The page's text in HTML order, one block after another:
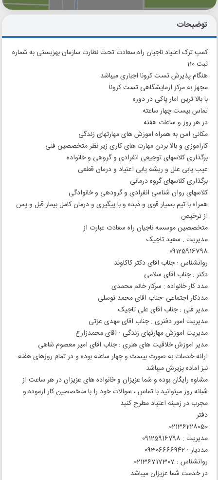
توضیحات
کمپ ترک اعتیاد ناجیان راه سعادت تحت نظارت سازمان بهزیستی به شماره
ثبت 110
هنگام پذیرش تست کرونا اجباری میباشد
مجهز به مرکز ازمایشگاهی تست کرونا
با بالا ترین امار پاکی در دوره
تماس بیست چهار ساعته
در هر روز و ساعات هفته
مکانی امن به همراه اموزش های مهارتهای زندگی
کاراموزی و بالا بردن مهارت های کاری زیر نظر متخصصین فنی
برگذاری کلاسهای توجیعی انفرادی و گروهی و خانواده
عیب یابی علل و ریشه یابی اعتیاد و درمان قطعی
برگذاری کلاسهای گروه درمانی
کلاسهای روان شناسی انفرادی و گرودهی و خانوادگی
همراه با تیم بسیار قوی و ذبده و با پیگیری و درمان کامل بیمار قبل و پس
از ترخیص
متخصصین موسسه ناجیان راه سعادت عبارت از
مدیریت : سعید تاجیک
09125916798
روانشناس : جناب اقای دکتر کاکاوند
دکتر : جناب اقای سلامی
مدد کار خانواده : سرکار خانم محمدی
مددکار اجتماعی :جناب اقای محمد توسلی
مدیر فنی : جناب اقای علی تاجیک
مدیریت امور دفتری : جناب اقای مهدی عزتی
مدیریت اموزش مهارتهای زندگی : اقای محمدزارع
مدیر اموزش خلاقیت های هنری : جناب اقای امیر معصوم شاهی
ارائه خدمات به صورت بیست و چهار ساعته بوده و در تمام روزهای هفته
نیز اماده پزیرش میباشد
مشاوه رایگان بوده و شما عزیزان و خانواده های عزیزان در هر ساعت از
شبانه روز میتوانید با تماس ، سوالات خود را با متخصصین کار ازموده و
مجرب در زمینه اعتیاد مطرح کنید
دفتر
02136228050
مدیریت : 09125916798
مددیار : 09306666942
روانشناس : 02136717307
در خدمت شما عزیزان میباشد